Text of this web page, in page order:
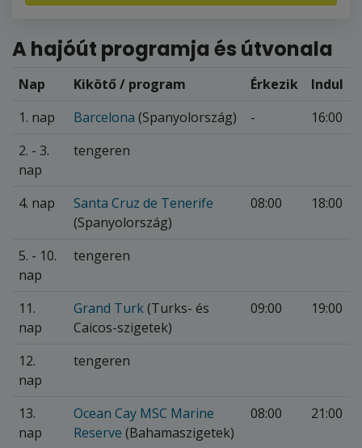
A hajóút programja és útvonala
Nap Kikötő / program Érkezik
Indul
1. nap
Barcelona (Spanyolország) -
16:00
2. - 3.
nap
tengeren
4. nap
Santa Cruz de Tenerife
(Spanyolország)
08:00 18:00
5. - 10.
nap
tengeren
11.
nap
Grand Turk(Turks- és
Caicos-szigetek)
09:00 19:00
12.
nap
tengeren
13.
nap
Ocean Cay MSC Marine
Reserve (Bahamaszigetek)
08:00 21:00